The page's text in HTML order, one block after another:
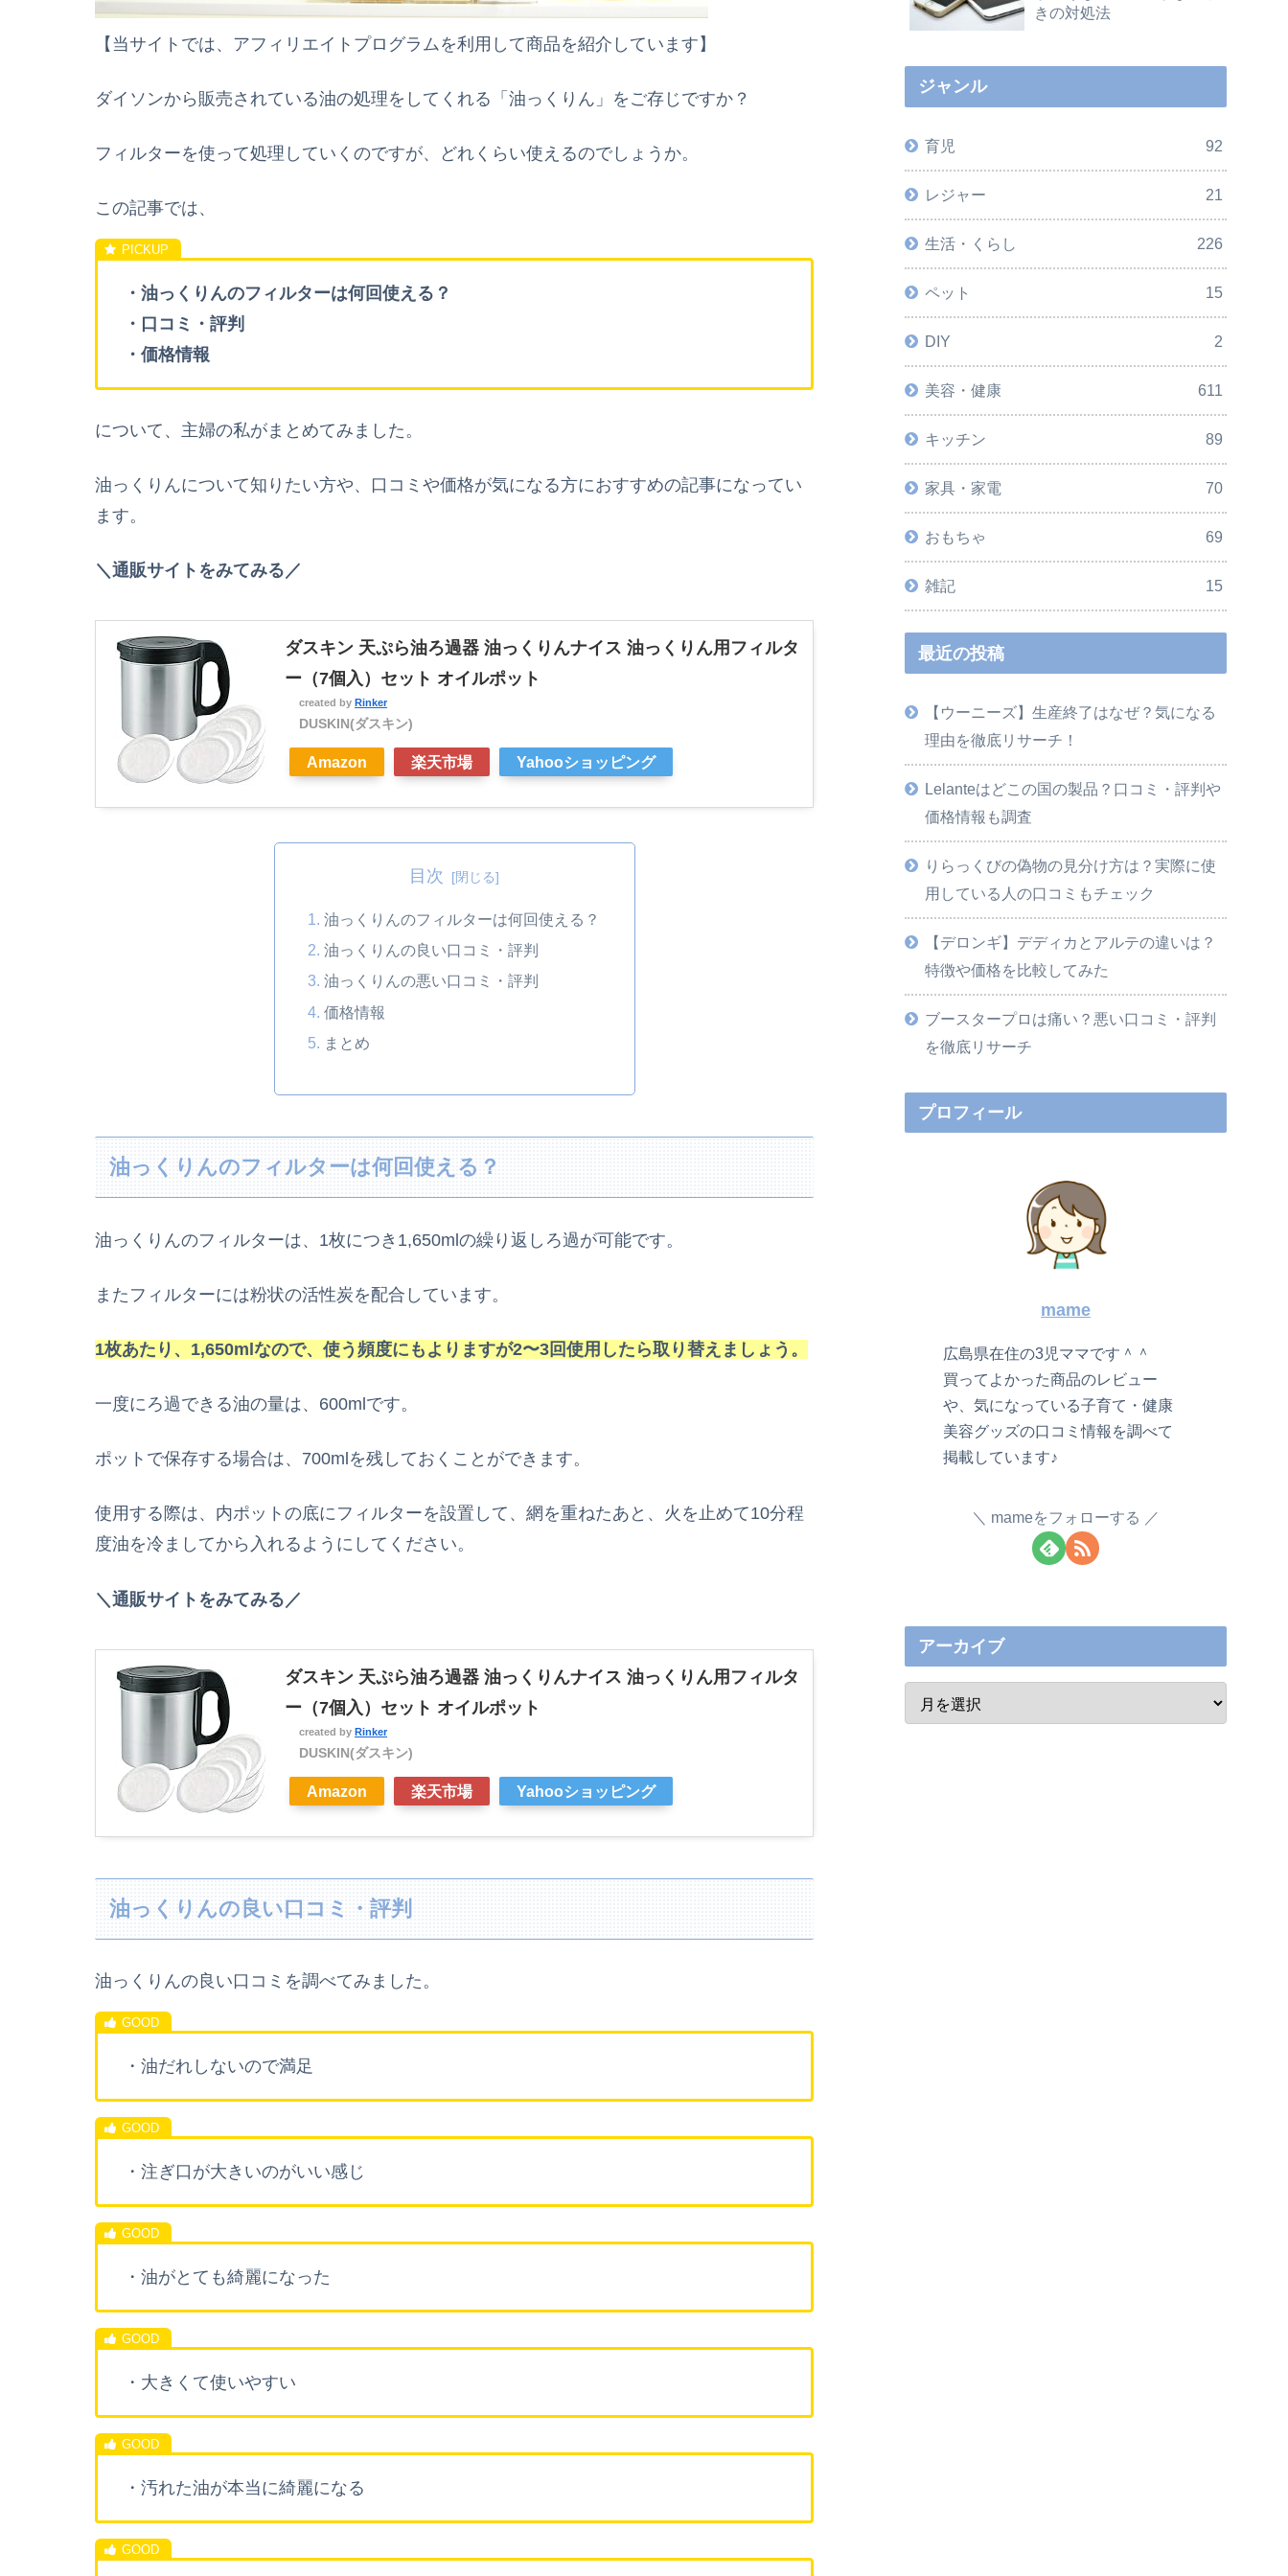
【当サイトでは、アフィリエイトプログラムを利用して商品を紹介しています】
ダイソンから販売されている油の処理をしてくれる「油っくりん」をご存じですか？
フィルターを使って処理していくのですが、どれくらい使えるのでしょうか。
この記事では、
・油っくりんのフィルターは何回使える？
・口コミ・評判
・価格情報
について、主婦の私がまとめてみました。
油っくりんについて知りたい方や、口コミや価格が気になる方におすすめの記事になってい
ます。
＼通販サイトをみてみる／
ダスキン 天ぷら油ろ過器 油っくりんナイス 油っくりん用フィルタ
ー（7個入）セット オイルポット
created by Rinker
DUSKIN(ダスキン)
Amazon 楽天市場 Yahooショッピング
目次
油っくりんのフィルターは何回使える？
油っくりんの良い口コミ・評判
油っくりんの悪い口コミ・評判
価格情報
まとめ
油っくりんのフィルターは何回使える？
油っくりんのフィルターは、1枚につき1,650mlの繰り返しろ過が可能です。
またフィルターには粉状の活性炭を配合しています。
1枚あたり、1,650mlなので、使う頻度にもよりますが2〜3回使用したら取り替えましょう。
一度にろ過できる油の量は、600mlです。
ポットで保存する場合は、700mlを残しておくことができます。
使用する際は、内ポットの底にフィルターを設置して、網を重ねたあと、火を止めて10分程
度油を冷ましてから入れるようにしてください。
＼通販サイトをみてみる／
ダスキン 天ぷら油ろ過器 油っくりんナイス 油っくりん用フィルタ
ー（7個入）セット オイルポット
created by Rinker
DUSKIN(ダスキン)
Amazon 楽天市場 Yahooショッピング
油っくりんの良い口コミ・評判
油っくりんの良い口コミを調べてみました。
・油だれしないので満足
・注ぎ口が大きいのがいい感じ
・油がとても綺麗になった
・大きくて使いやすい
・汚れた油が本当に綺麗になる
きの対処法
ジャンル
育児 92
レジャー 21
生活・くらし 226
ペット 15
DIY 2
美容・健康 611
キッチン 89
家具・家電 70
おもちゃ 69
雑記 15
最近の投稿
【ウーニーズ】生産終了はなぜ？気になる
理由を徹底リサーチ！
Lelanteはどこの国の製品？口コミ・評判や
価格情報も調査
りらっくびの偽物の見分け方は？実際に使
用している人の口コミもチェック
【デロンギ】デディカとアルテの違いは？
特徴や価格を比較してみた
ブースタープロは痛い？悪い口コミ・評判
を徹底リサーチ
プロフィール
mame
広島県在住の3児ママです＾＾
買ってよかった商品のレビュー
や、気になっている子育て・健康
美容グッズの口コミ情報を調べて
掲載しています♪
mameをフォローする
アーカイブ